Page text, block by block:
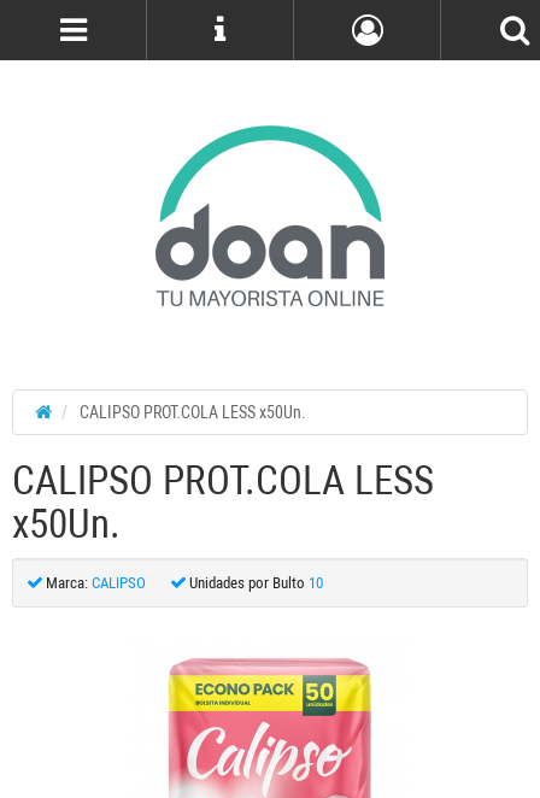
CALIPSO PROT.COLA LESS x50Un.
CALIPSO PROT.COLA LESS
x50Un.
Marca: CALIPSO Unidades por Bulto 10